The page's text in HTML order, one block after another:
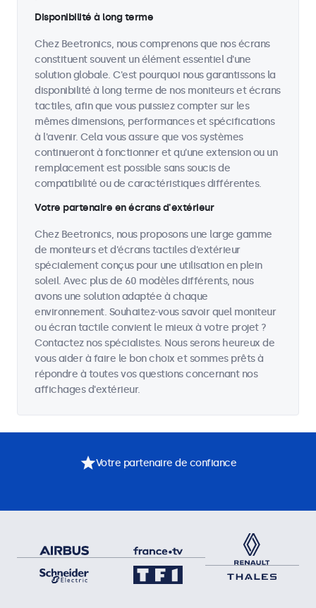
Disponibilité à long terme
Chez Beetronics, nous comprenons que nos écrans
constituent souvent un élément essentiel d'une
solution globale. C'est pourquoi nous garantissons la
disponibilité à long terme de nos moniteurs et écrans
tactiles, afin que vous puissiez compter sur les
mêmes dimensions, performances et spécifications
à l'avenir. Cela vous assure que vos systèmes
continueront à fonctionner et qu'une extension ou un
remplacement est possible sans soucis de
compatibilité ou de caractéristiques différentes.
Votre partenaire en écrans d'extérieur
Chez Beetronics, nous proposons une large gamme
de moniteurs et d'écrans tactiles d'extérieur
spécialement conçus pour une utilisation en plein
soleil. Avec plus de 60 modèles différents, nous
avons une solution adaptée à chaque
environnement. Souhaitez-vous savoir quel moniteur
ou écran tactile convient le mieux à votre projet ?
Contactez nos spécialistes. Nous serons heureux de
vous aider à faire le bon choix et sommes prêts à
répondre à toutes vos questions concernant nos
affichages d'extérieur.
Votre partenaire de confiance